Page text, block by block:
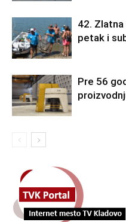
42.
petak i
Pre 56